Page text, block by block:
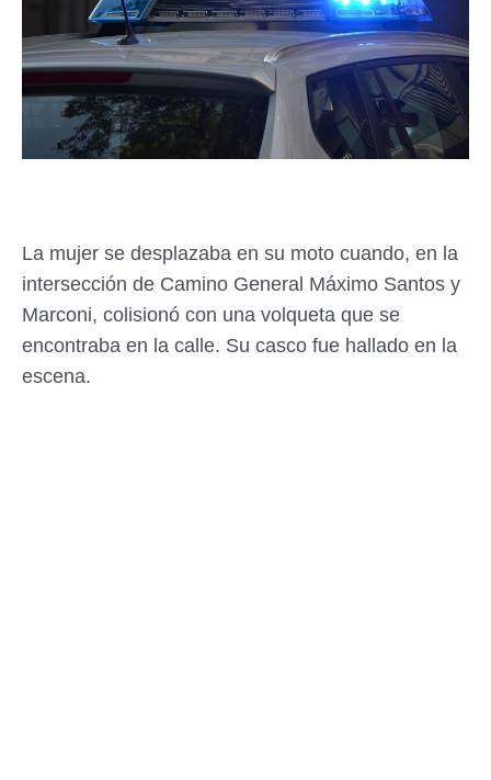
La mujer se desplazaba en su moto cuando, en la
intersección de Camino General Máximo Santos y
Marconi, colisionó con una volqueta que se
encontraba en la calle. Su casco fue hallado en la
escena.